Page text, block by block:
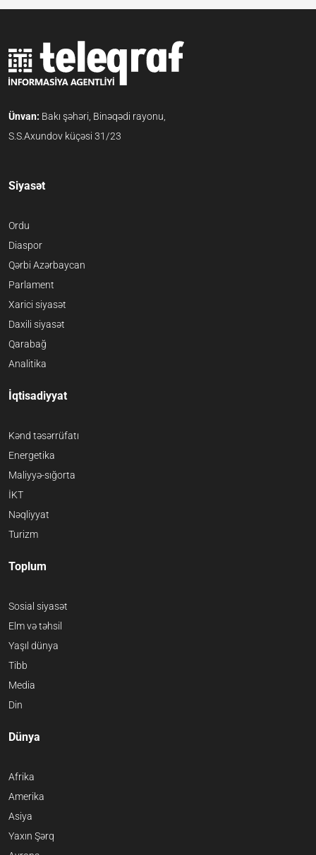
Ünvan: Bakı şəhəri, Binəqədi rayonu,
S.S.Axundov küçəsi 31/23
Siyasət
Ordu
Diaspor
Qərbi Azərbaycan
Parlament
Xarici siyasət
Daxili siyasət
Qarabağ
Analitika
İqtisadiyyat
Kənd təsərrüfatı
Energetika
Maliyyə-sığorta
İKT
Nəqliyyat
Turizm
Toplum
Sosial siyasət
Elm və təhsil
Yaşıl dünya
Tibb
Media
Din
Dünya
Afrika
Amerika
Asiya
Yaxın Şərq